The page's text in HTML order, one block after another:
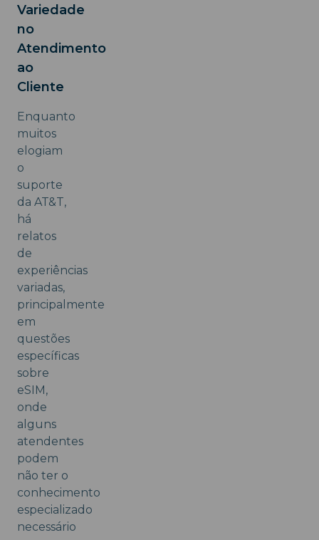
Variedade
no
Atendimento
ao
Cliente
Enquanto
muitos
elogiam
o
suporte
da AT&T,
há
relatos
de
experiências
variadas,
principalmente
em
questões
específicas
sobre
eSIM,
onde
alguns
atendentes
podem
não ter o
conhecimento
especializado
necessário